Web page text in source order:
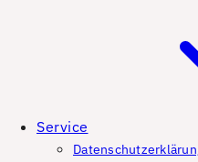
Service